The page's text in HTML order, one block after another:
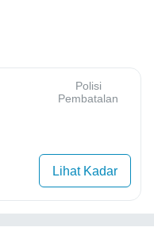
Polisi
Pembatalan
Lihat Kadar